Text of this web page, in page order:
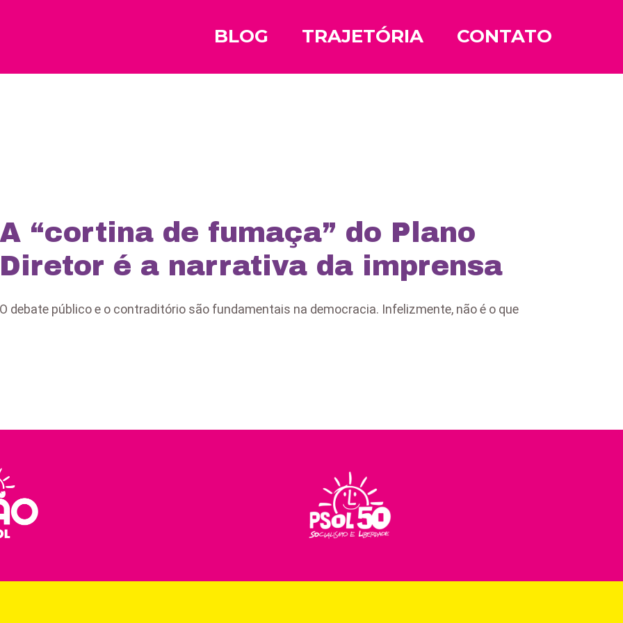
BLOG TRAJETÓRIA CONTATO
A “cortina de fumaça” do Plano
Diretor é a narrativa da imprensa
O debate público e o contraditório são fundamentais na democracia. Infelizmente, não é o que